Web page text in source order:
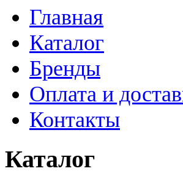
Главная
Каталог
Бренды
Оплата и
Контакты
Каталог